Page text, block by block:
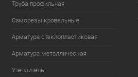
Труба профильная
Саморезы кровельные
Арматура стеклопластиковая
Арматура металлическая
Утеплитель